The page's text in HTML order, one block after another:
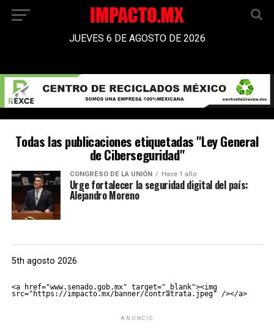
JUEVES 6 DE AGOSTO DE 2026
Todas las publicaciones etiquetadas "Ley General
de Ciberseguridad"
CONGRESO DE LA UNIÓN Hace 1 año
Urge fortalecer la seguridad digital del país:
Alejandro Moreno
5th agosto 2026
<a href="www.senado.gob.mx" target="_blank"><img
src="https://impacto.mx/banner/contratrata.jpeg" /></a>
ANUNCIO